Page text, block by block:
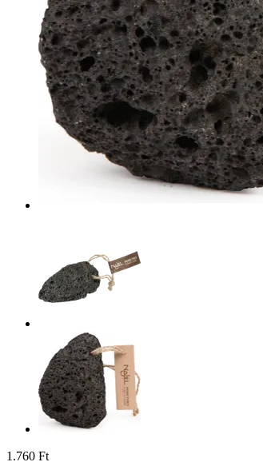
1.760 Ft